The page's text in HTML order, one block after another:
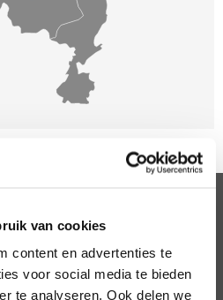
van cookies
content en advertenties te
voor social media te bieden
te analyseren. Ook delen we
Hillegom
Den Bosch
Eindhoven